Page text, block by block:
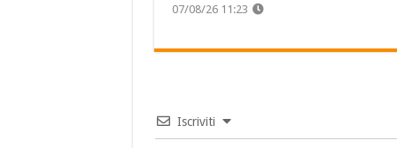
07/08/26 11:23
Iscriviti